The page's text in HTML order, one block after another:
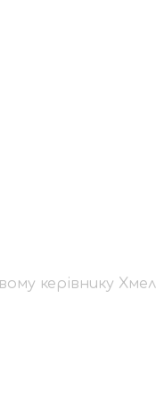
з
керівнику